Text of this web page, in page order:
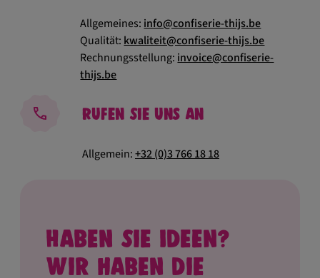
Haben Sie Ideen?
Wir haben die
Allgemeines: info@confiserie-thijs.be
Qualität: kwaliteit@confiserie-thijs.be
Rechnungsstellung: invoice@confiserie-
thijs.be
Rufen Sie uns an
Allgemein:+32 (0)3 766 18 18